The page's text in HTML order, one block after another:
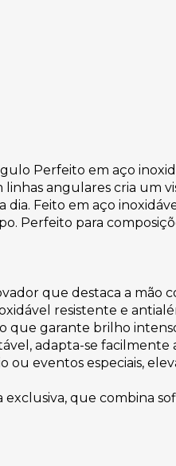
Perfeito em aço
angulares cria um
dia. Feito em aço
Perfeito para
que destaca a mão
resistente e
que garante brilho
adapta-se facilmente
ou eventos especiais,
exclusiva, que combina